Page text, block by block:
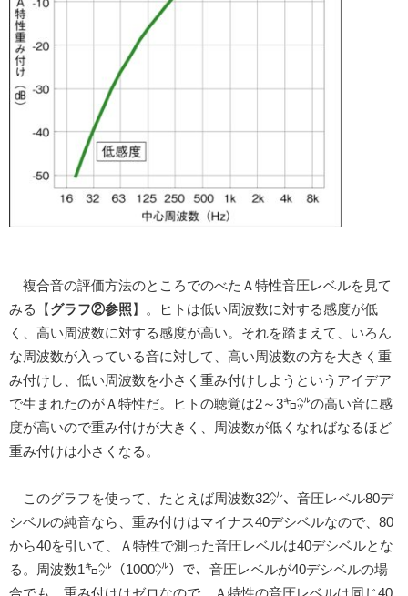
複合音の評価方法のところでのべたＡ特性音圧レベルを見て
みる【 グラフ②参照 】。ヒトは低い周波数に対する感度が低
く、高い周波数に対する感度が高い。それを踏まえて、いろん
な周波数が入っている音に対して、高い周波数の方を大きく重
み付けし、低い周波数を小さく重み付けしようというアイデア
で生まれたのがＡ特性だ。ヒトの聴覚は2～3㌔㌹の高い音に感
度が高いので重み付けが大きく、周波数が低くなればなるほど
重み付けは小さくなる。
このグラフを使って、たとえば周波数32㌹、音圧レベル80デ
シベルの純音なら、重み付けはマイナス40デシベルなので、80
から40を引いて、Ａ特性で測った音圧レベルは40デシベルとな
る。周波数1㌔㌹（1000㌹）で、音圧レベルが40デシベルの場
合でも、重み付けはゼロなので、Ａ特性の音圧レベルは同じ40